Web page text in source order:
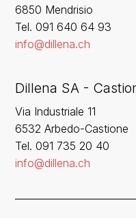
6850 Mendrisio
Tel. 091 640 64 93
info@dillena.ch
Dillena SA -
Via Industriale 11
6532 Arbedo-Castione
Tel. 091 735 20 40
info@dillena.ch